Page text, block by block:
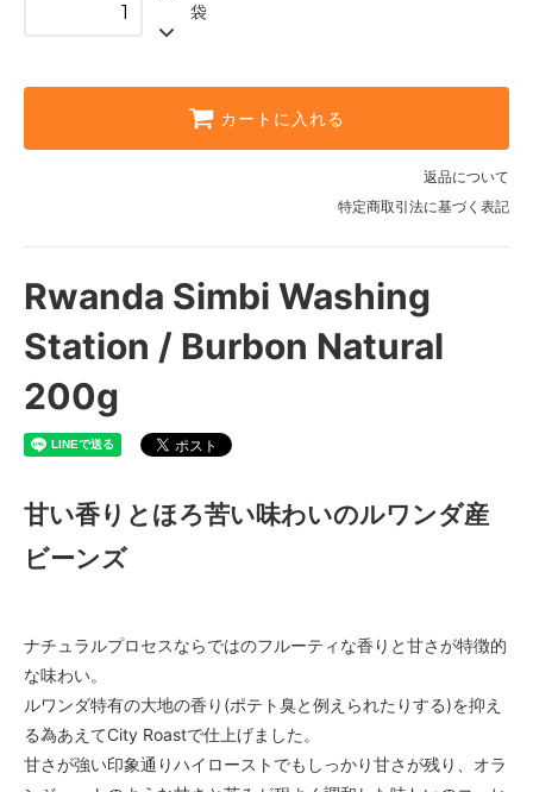
袋
カートに入れる
返品について
特定商取引法に基づく表記
Rwanda Simbi Washing
Station / Burbon Natural
200g
甘い香りとほろ苦い味わいのルワンダ産
ビーンズ
ナチュラルプロセスならではのフルーティな香りと甘さが特徴的
な味わい。
ルワンダ特有の大地の香り(ポテト臭と例えられたりする)を抑え
る為あえてCity Roastで仕上げました。
甘さが強い印象通りハイローストでもしっかり甘さが残り、オラ